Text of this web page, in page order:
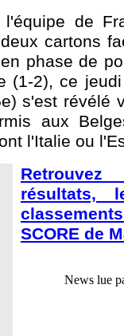
de
cartons
phase de
(1-2), ce
s'est révélé
aux
l'Italie ou
résultats,
SCORE de
News lue